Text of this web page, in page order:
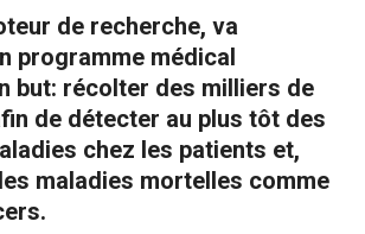
de recherche, va
programme médical
but: récolter des milliers de
de détecter au plus tôt des
chez les patients et,
maladies mortelles comme